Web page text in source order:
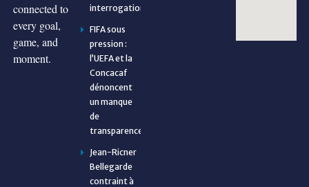
connected to
every goal,
game, and
moment.
interrogations
FIFA sous
pression :
l’UEFA et la
Concacaf
dénoncent
un manque
de
transparence
Jean-Ricner
Bellegarde
contraint à